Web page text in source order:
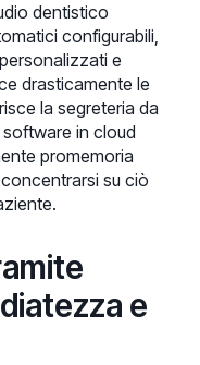
dentistico
configurabili,
e
drasticamente le
la segreteria da
in cloud
promemoria
su ciò
e